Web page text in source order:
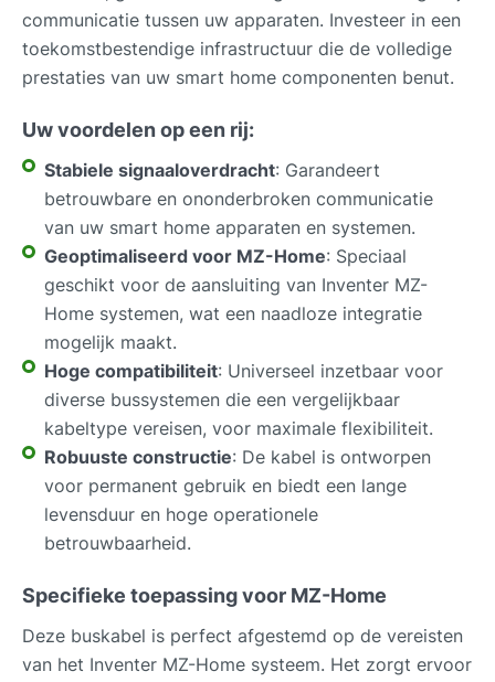
communicatie tussen uw apparaten. Investeer in een
toekomstbestendige infrastructuur die de volledige
prestaties van uw smart home componenten benut.
Uw voordelen op een rij:
Stabiele signaaloverdracht: Garandeert
betrouwbare en ononderbroken communicatie
van uw smart home apparaten en systemen.
Geoptimaliseerd voor MZ-Home: Speciaal
geschikt voor de aansluiting van Inventer MZ-
Home systemen, wat een naadloze integratie
mogelijk maakt.
Hoge compatibiliteit: Universeel inzetbaar voor
diverse bussystemen die een vergelijkbaar
kabeltype vereisen, voor maximale flexibiliteit.
Robuuste constructie: De kabel is ontworpen
voor permanent gebruik en biedt een lange
levensduur en hoge operationele
betrouwbaarheid.
Specifieke toepassing voor MZ-Home
Deze buskabel is perfect afgestemd op de vereisten
van het Inventer MZ-Home systeem. Het zorgt ervoor